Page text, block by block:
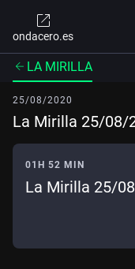
ondacero.es
LA MIRILLA
25/08/2020
La Mirilla 25/08/
01H 52 MIN
La Mirilla 25/